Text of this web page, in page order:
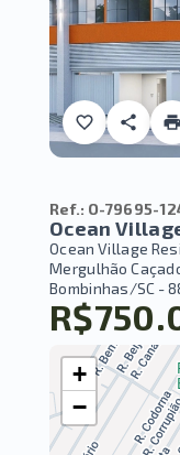
Ref.: O-79695-
Ocean
Ocean Village
Mergulhão
Bombinhas/SC -
+
−